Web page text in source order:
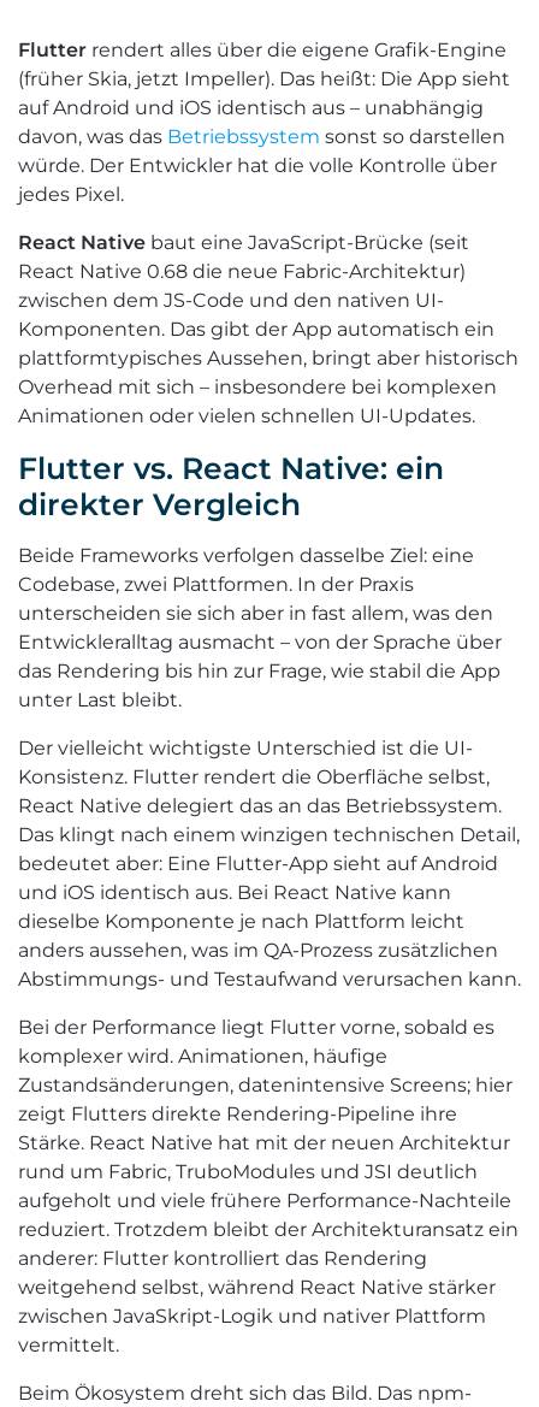
Flutter rendert alles über die eigene Grafik-Engine
(früher Skia, jetzt Impeller). Das heißt: Die App sieht
auf Android und iOS identisch aus – unabhängig
davon, was das Betriebssystem sonst so darstellen
würde. Der Entwickler hat die volle Kontrolle über
jedes Pixel.
React Native baut eine JavaScript-Brücke (seit
React Native 0.68 die neue Fabric-Architektur)
zwischen dem JS-Code und den nativen UI-
Komponenten. Das gibt der App automatisch ein
plattformtypisches Aussehen, bringt aber historisch
Overhead mit sich – insbesondere bei komplexen
Animationen oder vielen schnellen UI-Updates.
Flutter vs. React Native: ein
direkter Vergleich
Beide Frameworks verfolgen dasselbe Ziel: eine
Codebase, zwei Plattformen. In der Praxis
unterscheiden sie sich aber in fast allem, was den
Entwickleralltag ausmacht – von der Sprache über
das Rendering bis hin zur Frage, wie stabil die App
unter Last bleibt.
Der vielleicht wichtigste Unterschied ist die UI-
Konsistenz. Flutter rendert die Oberfläche selbst,
React Native delegiert das an das Betriebssystem.
Das klingt nach einem winzigen technischen Detail,
bedeutet aber: Eine Flutter-App sieht auf Android
und iOS identisch aus. Bei React Native kann
dieselbe Komponente je nach Plattform leicht
anders aussehen, was im QA-Prozess zusätzlichen
Abstimmungs- und Testaufwand verursachen kann.
Bei der Performance liegt Flutter vorne, sobald es
komplexer wird. Animationen, häufige
Zustandsänderungen, datenintensive Screens; hier
zeigt Flutters direkte Rendering-Pipeline ihre
Stärke. React Native hat mit der neuen Architektur
rund um Fabric, TruboModules und JSI deutlich
aufgeholt und viele frühere Performance-Nachteile
reduziert. Trotzdem bleibt der Architekturansatz ein
anderer: Flutter kontrolliert das Rendering
weitgehend selbst, während React Native stärker
zwischen JavaSkript-Logik und nativer Plattform
vermittelt.
Beim Ökosystem dreht sich das Bild. Das npm-